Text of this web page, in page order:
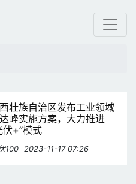
光伏100
壮族自治区发布工业领域
峰实施方案，大力推进
伏+”模式
100 2023-11-17 07:26